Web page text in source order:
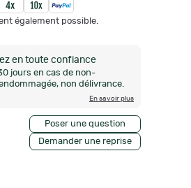
également possible.
en toute confiance
jours en cas de non-
non délivrance.
En savoir plus
Demander une reprise
Poser une question